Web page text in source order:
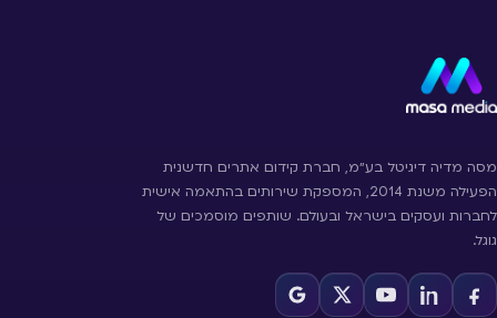
מסה מדיה דיגיטל בע״מ, חברת קידום אתרים חדשנית
הפעילה משנת 2014, המספקת שירותים בהתאמה אישית
לחברות ועסקים בישראל ובעולם. שותפים מוסמכים של
גוגל.